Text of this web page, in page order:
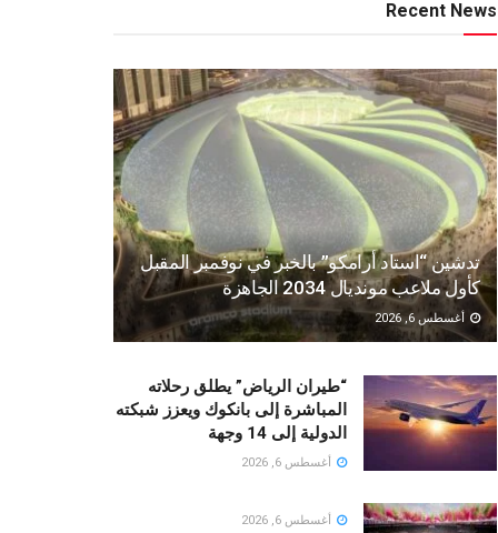
Recent News
تدشين “استاد أرامكو” بالخبر في نوفمبر المقبل
كأول ملاعب مونديال 2034 الجاهزة
أغسطس 6, 2026
“طيران الرياض” يطلق رحلاته
المباشرة إلى بانكوك ويعزز شبكته
الدولية إلى 14 وجهة
أغسطس 6, 2026
أغسطس 6, 2026